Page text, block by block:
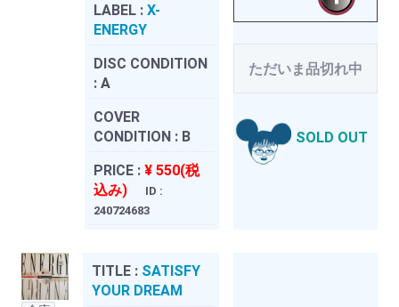
LABEL : X-
ENERGY
DISC CONDITION
: A
COVER
CONDITION : B
PRICE : ¥ 550(税
込み)
ID :
240724683
ただいま品切れ中
SOLD OUT
TITLE : SATISFY
YOUR DREAM